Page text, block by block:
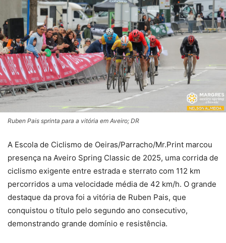
Ruben Pais sprinta para a vitória em Aveiro; DR
A Escola de Ciclismo de Oeiras/Parracho/Mr.Print marcou
presença na Aveiro Spring Classic de 2025, uma corrida de
ciclismo exigente entre estrada e sterrato com 112 km
percorridos a uma velocidade média de 42 km/h. O grande
destaque da prova foi a vitória de Ruben Pais, que
conquistou o título pelo segundo ano consecutivo,
demonstrando grande domínio e resistência.